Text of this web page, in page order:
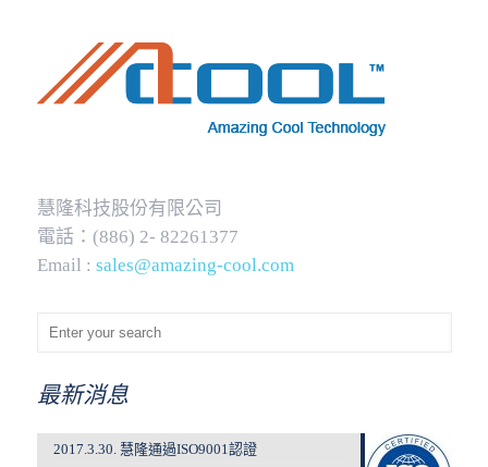
慧隆科技股份有限公司
電話：(886) 2- 82261377
Email : sales@amazing-cool.com
最新消息
2017.3.30. 慧隆通過ISO9001認證